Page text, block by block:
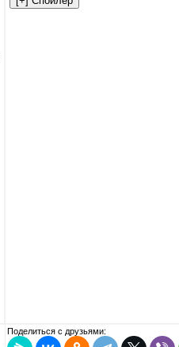
Поделиться с друзьями: